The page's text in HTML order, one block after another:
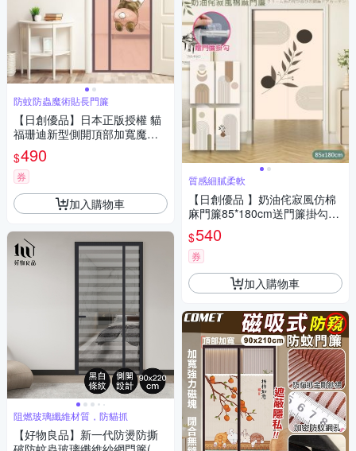
防蚊防蟲魔術貼長門簾
【日創優品】日本正版授權 貓
福珊迪新型側開頂部加寬魔術
貼防蚊門簾(mofusand/免釘魔
術貼門簾/門簾)
$490
券
加入購物車
阻燃玻璃纖維材質，防貓抓
【好物良品】新一代防燙防撕
質感細膩柔軟
【日創優品 】奶油侘寂風仿棉
麻門簾85*180cm送門簾掛勾
(風水簾/隔簾/廚房門簾/拉簾/窗
簾)
$540
券
加入購物車